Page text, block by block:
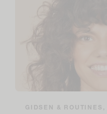
GIDSEN & ROUTINES,